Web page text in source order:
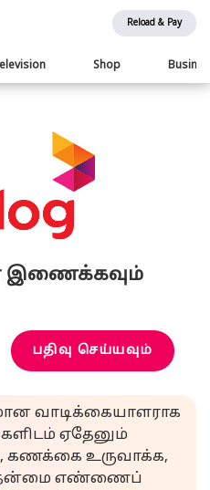
Reload & Pay
Shop
இணைக்கவும்
பதிவு செய்யவும்
வாடிக்கையாளராக
ஏதேனும்
கணக்கை உருவாக்க,
எண்ணைப்